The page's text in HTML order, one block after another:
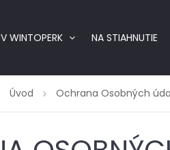
WINTOPERK NA STIAHNUTIE
Úvod Ochrana Osobných